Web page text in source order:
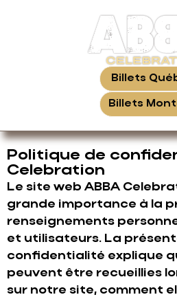
Billets
Billets
Politique de
Celebration
Le site web ABBA
grande importance à la
renseignements
et utilisateurs. La
confidentialité explique
peuvent être recueillies
sur notre site, comment